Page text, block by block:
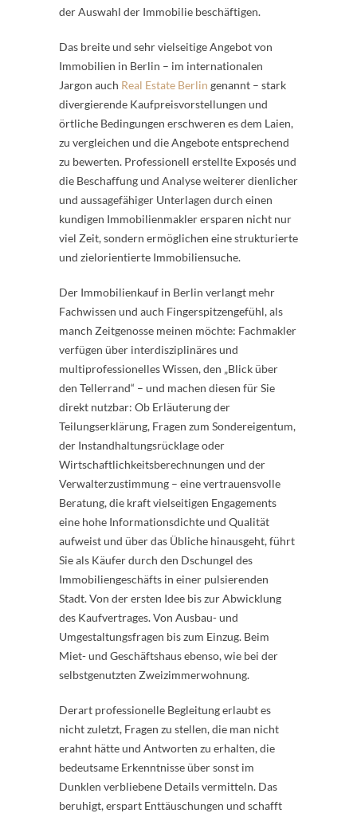
der Auswahl der Immobilie beschäftigen.
Das breite und sehr vielseitige Angebot von
Immobilien in Berlin – im internationalen
Jargon auch Real Estate Berlin genannt – stark
divergierende Kaufpreisvorstellungen und
örtliche Bedingungen erschweren es dem Laien,
zu vergleichen und die Angebote entsprechend
zu bewerten. Professionell erstellte Exposés und
die Beschaffung und Analyse weiterer dienlicher
und aussagefähiger Unterlagen durch einen
kundigen Immobilienmakler ersparen nicht nur
viel Zeit, sondern ermöglichen eine strukturierte
und zielorientierte Immobiliensuche.
Der Immobilienkauf in Berlin verlangt mehr
Fachwissen und auch Fingerspitzengefühl, als
manch Zeitgenosse meinen möchte: Fachmakler
verfügen über interdisziplinäres und
multiprofessionelles Wissen, den „Blick über
den Tellerrand“ – und machen diesen für Sie
direkt nutzbar: Ob Erläuterung der
Teilungserklärung, Fragen zum Sondereigentum,
der Instandhaltungsrücklage oder
Wirtschaftlichkeitsberechnungen und der
Verwalterzustimmung – eine vertrauensvolle
Beratung, die kraft vielseitigen Engagements
eine hohe Informationsdichte und Qualität
aufweist und über das Übliche hinausgeht, führt
Sie als Käufer durch den Dschungel des
Immobiliengeschäfts in einer pulsierenden
Stadt. Von der ersten Idee bis zur Abwicklung
des Kaufvertrages. Von Ausbau- und
Umgestaltungsfragen bis zum Einzug. Beim
Miet- und Geschäftshaus ebenso, wie bei der
selbstgenutzten Zweizimmerwohnung.
Derart professionelle Begleitung erlaubt es
nicht zuletzt, Fragen zu stellen, die man nicht
erahnt hätte und Antworten zu erhalten, die
bedeutsame Erkenntnisse über sonst im
Dunklen verbliebene Details vermitteln. Das
beruhigt, erspart Enttäuschungen und schafft